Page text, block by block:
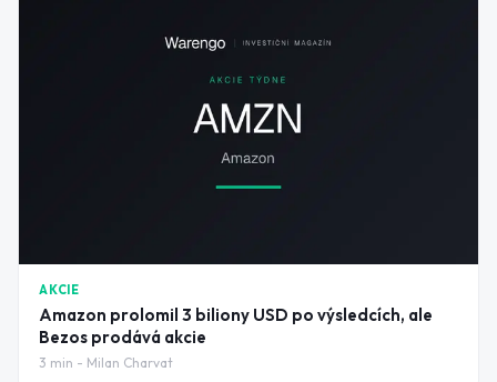
AKCIE
Amazon prolomil 3 biliony USD po výsledcích, ale
Bezos prodává akcie
3 min - Milan Charvat